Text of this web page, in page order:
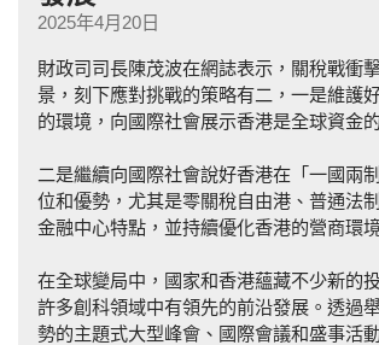
2025年4月20日
財政司司長陳茂波在網誌表示，關稅戰衝
景，刻下應對挑戰的策略有二，一是維護
的環境，向國際社會展示香港是全球資金
二是繼續向國際社會說好香港在「一國兩
位和優勢，尤其是零關稅自由港、普通法
金融中心特點，並持續優化香港的營商環
在全球變局中，國家和香港蘊藏不少新的
許多創科領域中有領先的前沿發展。透過
勢的主題式大型峰會、國際會議和盛事活